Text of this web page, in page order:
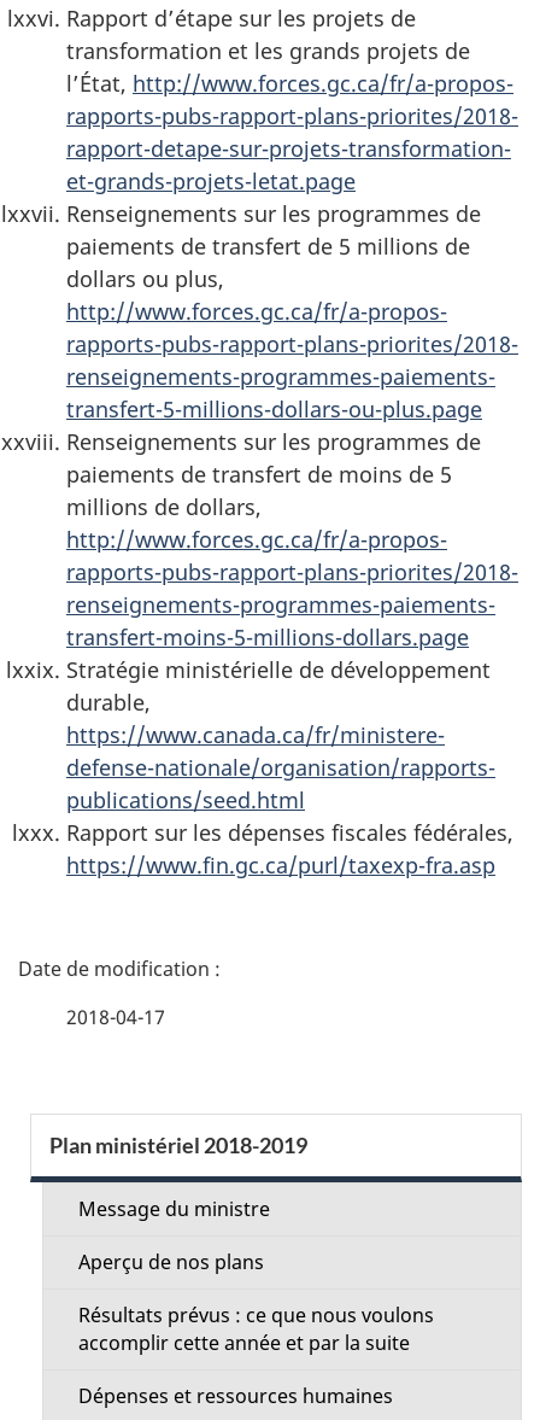
Rapport d’étape sur les projets de
transformation et les grands projets de
l’État, http://www.forces.gc.ca/fr/a-propos-
rapports-pubs-rapport-plans-priorites/2018-
rapport-detape-sur-projets-transformation-
et-grands-projets-letat.page
Renseignements sur les programmes de
paiements de transfert de 5 millions de
dollars ou plus,
http://www.forces.gc.ca/fr/a-propos-
rapports-pubs-rapport-plans-priorites/2018-
renseignements-programmes-paiements-
transfert-5-millions-dollars-ou-plus.page
Renseignements sur les programmes de
paiements de transfert de moins de 5
millions de dollars,
http://www.forces.gc.ca/fr/a-propos-
rapports-pubs-rapport-plans-priorites/2018-
renseignements-programmes-paiements-
transfert-moins-5-millions-dollars.page
Stratégie ministérielle de développement
durable,
https://www.canada.ca/fr/ministere-
defense-nationale/organisation/rapports-
publications/seed.html
Rapport sur les dépenses fiscales fédérales,
https://www.fin.gc.ca/purl/taxexp-fra.asp
D
a
2018-04-17
e
Plan ministériel 2018-2019
Message du ministre
Aperçu de nos plans
Résultats prévus : ce que nous voulons
accomplir cette année et par la suite
Dépenses et ressources humaines